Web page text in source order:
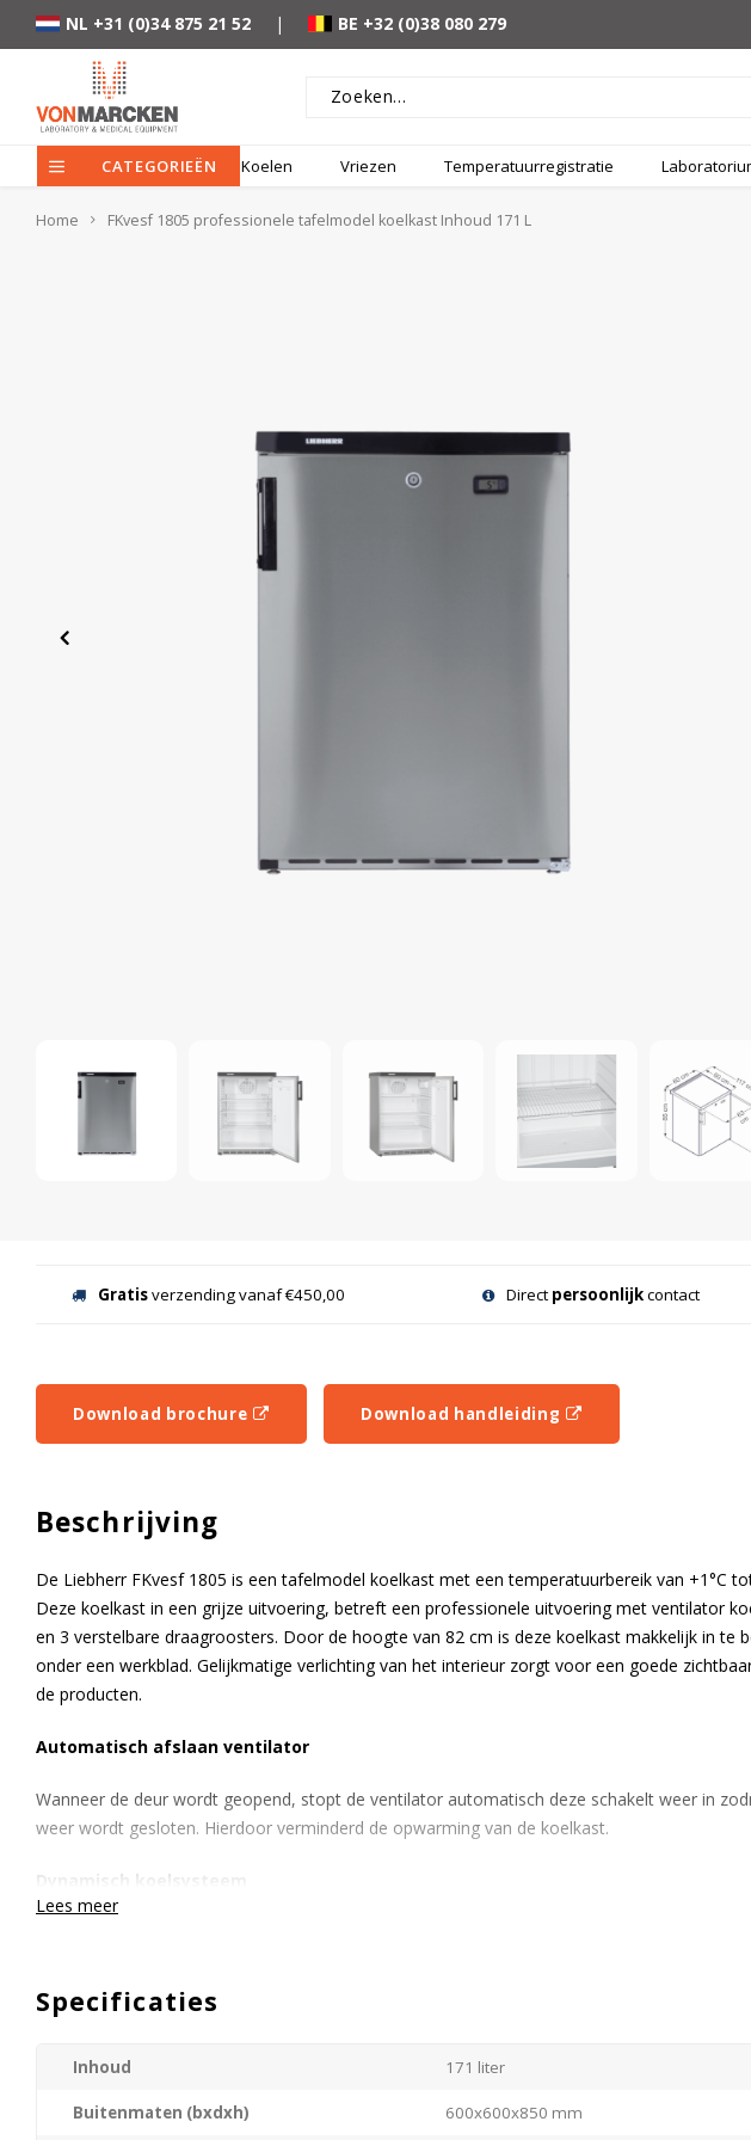
NL +31 (0)34 875 21 52 | BE +32 (0)38 080 279
CATEGORIEËN Koelen Vriezen Temperatuurregistratie
Home FKvesf 1805 professionele tafelmodel koelkast Inhoud 171 L
Gratisverzending vanaf €450,00 Direct persoonlijkcontact
Download brochure Download handleiding
Beschrijving
De Liebherr FKvesf 1805 is een tafelmodel koelkast met een temperatuurbereik van +1°C
Deze koelkast in een grijze uitvoering, betreft een professionele uitvoering met ventilator
en 3 verstelbare draagroosters. Door de hoogte van 82 cm is deze koelkast makkelijk in te
onder een werkblad. Gelijkmatige verlichting van het interieur zorgt voor een goede
de producten.
Automatisch afslaan ventilator
Wanneer de deur wordt geopend, stopt de ventilator automatisch deze schakelt weer in
weer wordt gesloten. Hierdoor verminderd de opwarming van de koelkast.
Dynamisch koelsysteem
koelsysteem snel weer terug op temperatuur zelfs wanneer de deur regelmatig wordt
rechts draaiend deurscharnier.
Lees meer
Specificaties
Inhoud 171 liter
Buitenmaten (bxdxh) 600x600x850 mm